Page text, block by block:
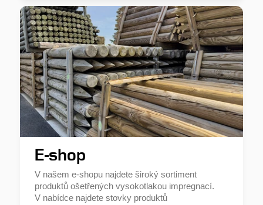
E-shop
V našem e-shopu najdete široký sortiment
produktů ošetřených vysokotlakou impregnací.
V nabídce najdete stovky produktů